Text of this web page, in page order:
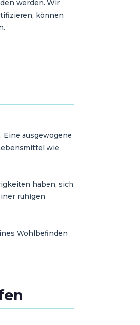
werden. Wir
können
ausgewogene
wie
haben, sich
ruhigen
Wohlbefinden